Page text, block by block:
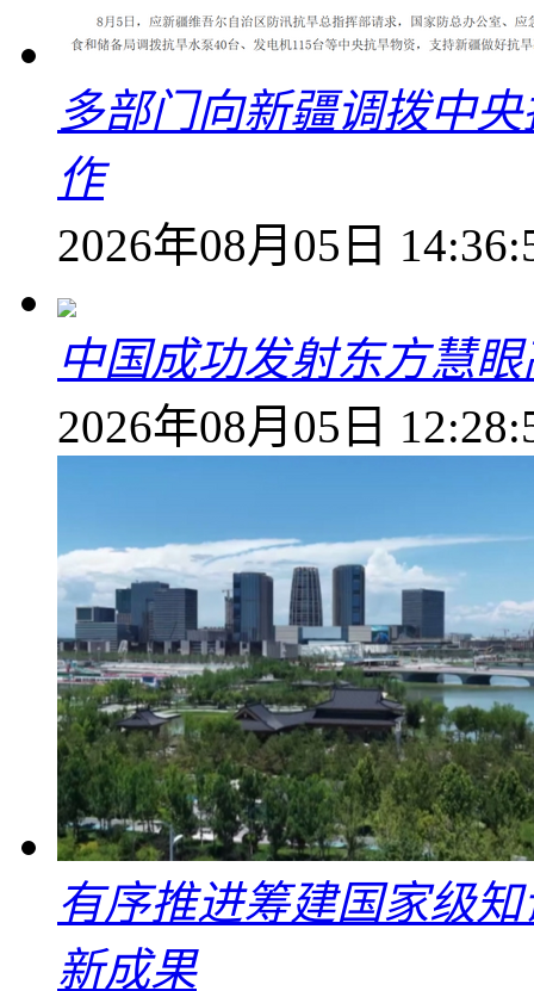
多部门向新疆调拨中
作
2026年08月05日
中国成功发射东方慧
2026年08月05日
有序推进筹建国家级
新成果